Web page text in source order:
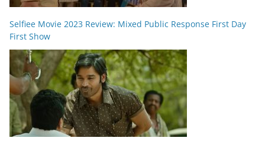
Selfiee Movie 2023 Review: Mixed Public Response First Day
First Show